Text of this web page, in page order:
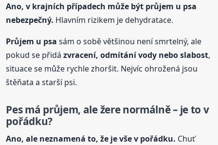
Ano, v krajních případech může být průjem u psa
nebezpečný. Hlavním rizikem je dehydratace.
Průjem u psa sám o sobě většinou není smrtelný, ale
pokud se přidázvracení, odmítání vody nebo slabost,
situace se může rychle zhoršit. Nejvíc ohrožená jsou
štěňata a starší psi.
Pes má průjem, ale žere normálně – je to v
pořádku?
Ano, ale neznamená to, že je vše v pořádku. Chuť